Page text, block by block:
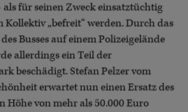
als für seinen Zweck einsatztüchtig
„befreit“ werden. Durch das
Busses auf einem Polizeigelände
allerdings ein Teil der
beschädigt. Stefan Pelzer vom
erwartet nun einen Ersatz des
Höhe von mehr als 50.000 Euro